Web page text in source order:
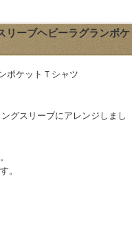
ーブヘビーラグランポケ
ポケットＴシャツ
グスリーブにアレンジしまし
。